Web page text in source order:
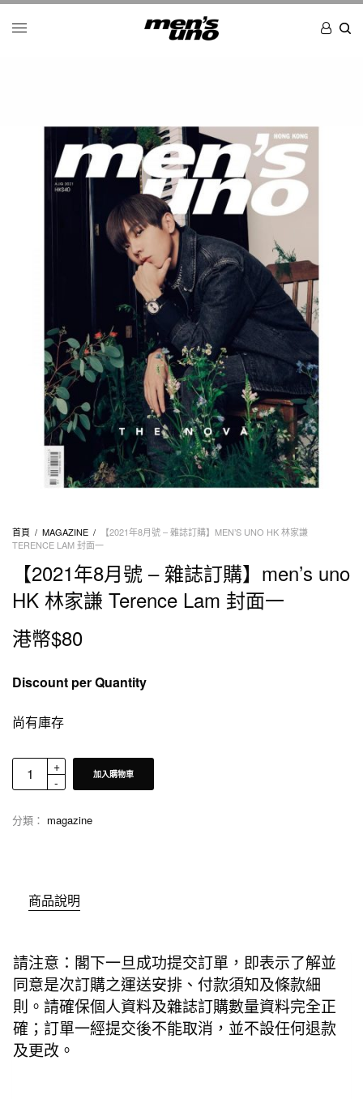
首頁 / MAGAZINE /
【2021年8月號 – 雜誌訂購】MEN’S UNO HK 林家謙
TERENCE LAM 封面一
【2021年8月號 – 雜誌訂購】men’s uno
HK 林家謙 Terence Lam 封面一
港幣$80
Discount per Quantity
尚有庫存
加入購物車
分類： magazine
商品說明
請注意：閣下一旦成功提交訂單，即表示了解並
同意是次訂購之運送安排、付款須知及條款細
則。請確保個人資料及雜誌訂購數量資料完全正
確；訂單一經提交後不能取消，並不設任何退款
及更改。